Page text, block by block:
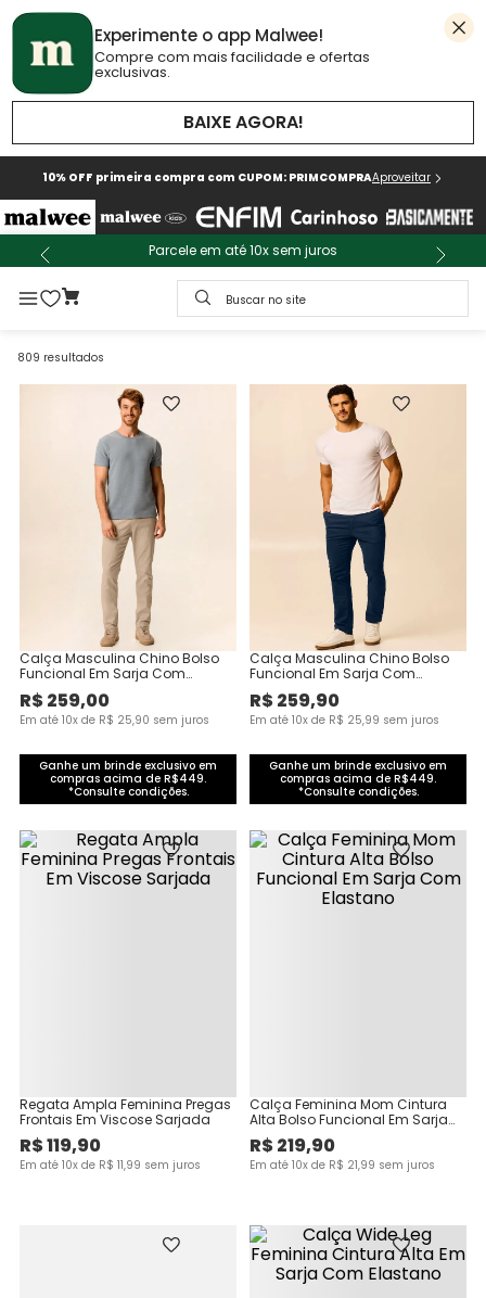
Experimente o app Malwee!
Compre com mais facilidade e ofertas
exclusivas.
BAIXE AGORA!
10% OFF primeira compra com CUPOM: PRIMCOMPRAAproveitar
Parcele em até 10x sem juros
Buscar no site
809 resultados
Calça Masculina Chino Bolso
Funcional Em Sarja Com
Elastano
R$259,00
Em até 10x de R$ 25,90 sem juros
Ganhe um brinde exclusivo em
compras acima de R$449.
*Consulte condições.
Calça Masculina Chino Bolso
Funcional Em Sarja Com
Elastano
R$259,90
Em até 10x de R$ 25,99 sem juros
Ganhe um brinde exclusivo em
compras acima de R$449.
*Consulte condições.
Regata Ampla Feminina Pregas
Frontais Em Viscose Sarjada
R$119,90
Em até 10x de R$ 11,99 sem juros
Calça Feminina Mom Cintura
Alta Bolso Funcional Em Sarja
Com Elastano
R$219,90
Em até 10x de R$ 21,99 sem juros